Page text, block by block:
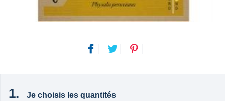
Je choisis les quantités